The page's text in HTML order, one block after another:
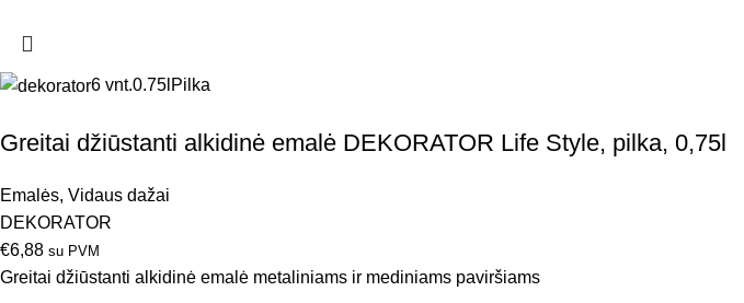
6 vnt.0.75l Pilka
Greitai džiūstanti alkidinė emalė DEKORATOR Life Style, pilka, 0,75l
Emalės, Vidaus dažai
DEKORATOR
€6,88 su PVM
Greitai džiūstanti alkidinė emalė metaliniams ir mediniams paviršiams